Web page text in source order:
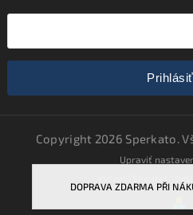
DOPRAVA ZDARMA PŘI
Copyright 2026 Sperkato.
Upraviť